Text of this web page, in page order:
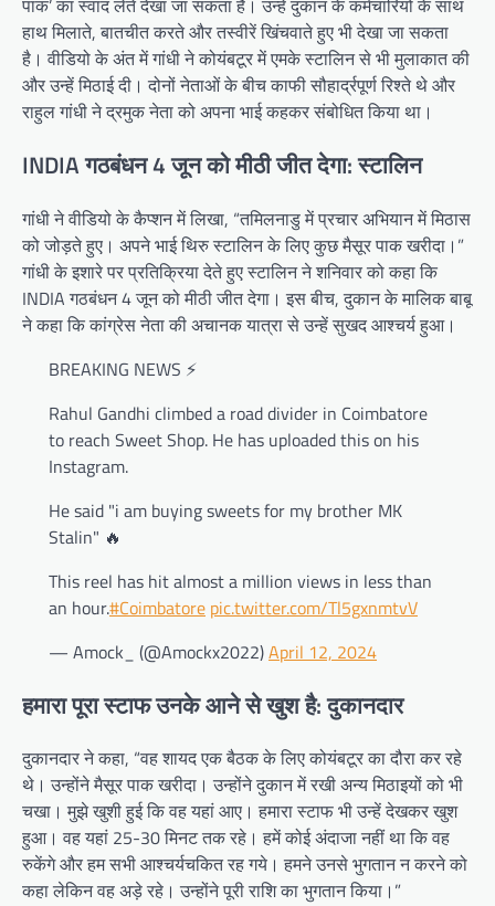
पाक’ का स्वाद लेते देखा जा सकता है। उन्हें दुकान के कर्मचारियों के साथ
हाथ मिलाते, बातचीत करते और तस्वीरें खिंचवाते हुए भी देखा जा सकता
है। वीडियो के अंत में गांधी ने कोयंबटूर में एमके स्टालिन से भी मुलाकात की
और उन्हें मिठाई दी। दोनों नेताओं के बीच काफी सौहार्द्रपूर्ण रिश्ते थे और
राहुल गांधी ने द्रमुक नेता को अपना भाई कहकर संबोधित किया था।
INDIA गठबंधन 4 जून को मीठी जीत देगा: स्टालिन
गांधी ने वीडियो के कैप्शन में लिखा, “तमिलनाडु में प्रचार अभियान में मिठास
को जोड़ते हुए। अपने भाई थिरु स्टालिन के लिए कुछ मैसूर पाक खरीदा।”
गांधी के इशारे पर प्रतिक्रिया देते हुए स्टालिन ने शनिवार को कहा कि
INDIA गठबंधन 4 जून को मीठी जीत देगा। इस बीच, दुकान के मालिक बाबू
ने कहा कि कांग्रेस नेता की अचानक यात्रा से उन्हें सुखद आश्चर्य हुआ।
BREAKING NEWS ⚡
Rahul Gandhi climbed a road divider in Coimbatore
to reach Sweet Shop. He has uploaded this on his
Instagram.
He said "i am buying sweets for my brother MK
Stalin" 🔥
This reel has hit almost a million views in less than
an hour.#Coimbatore pic.twitter.com/Tl5gxnmtvV
— Amock_ (@Amockx2022)April 12, 2024
हमारा पूरा स्टाफ उनके आने से खुश है: दुकानदार
दुकानदार ने कहा, “वह शायद एक बैठक के लिए कोयंबटूर का दौरा कर रहे
थे। उन्होंने मैसूर पाक खरीदा। उन्होंने दुकान में रखी अन्य मिठाइयों को भी
चखा। मुझे खुशी हुई कि वह यहां आए। हमारा स्टाफ भी उन्हें देखकर खुश
हुआ। वह यहां 25-30 मिनट तक रहे। हमें कोई अंदाजा नहीं था कि वह
रुकेंगे और हम सभी आश्चर्यचकित रह गये। हमने उनसे भुगतान न करने को
कहा लेकिन वह अड़े रहे। उन्होंने पूरी राशि का भुगतान किया।”